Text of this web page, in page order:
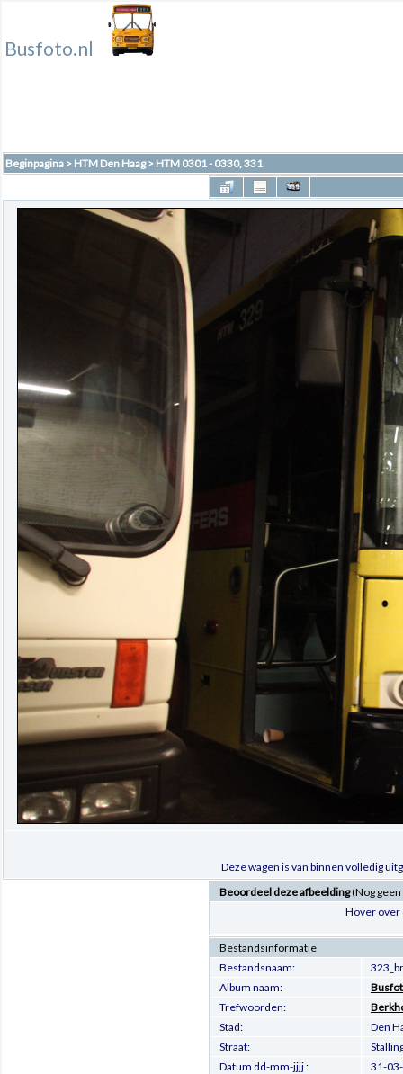
Busfoto.nl
Beginpagina > HTM Den Haag> HTM 0301 - 0330, 331
Deze wagen is van binnen volledig
Beoordeel deze afbeelding(Nog
Hover over
Bestandsinformatie
Bestandsnaam:
Album naam:
Trefwoorden:
Stad:
Den
Straat:
Datum dd-mm-jjjj :
31-